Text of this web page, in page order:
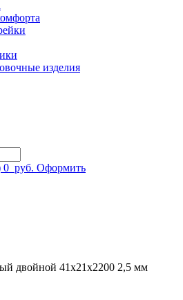
изделия
0 руб. Оформить
двойной 41х21х2200 2,5 мм